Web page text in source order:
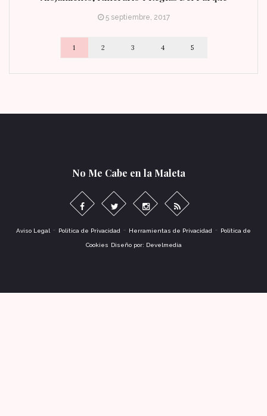
5 septiembre, 2017
1 2 3 4 5
No Me Cabe en la Maleta
Aviso Legal - Política de Privacidad - Herramientas de Privacidad - Política de
Cookies Diseño por: Develmedia